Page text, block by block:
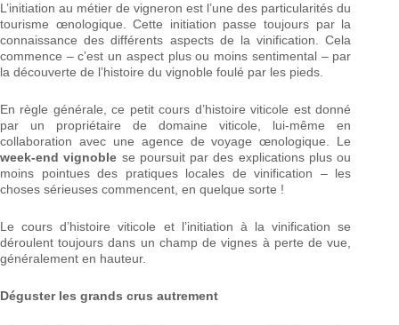
L’initiation au métier de vigneron est l’une des particularités du
tourisme œnologique. Cette initiation passe toujours par la
connaissance des différents aspects de la vinification. Cela
commence – c’est un aspect plus ou moins sentimental – par
la découverte de l’histoire du vignoble foulé par les pieds.
En règle générale, ce petit cours d’histoire viticole est donné
par un propriétaire de domaine viticole, lui-même en
collaboration avec une agence de voyage œnologique. Le
week-end vignoble se poursuit par des explications plus ou
moins pointues des pratiques locales de vinification – les
choses sérieuses commencent, en quelque sorte !
Le cours d’histoire viticole et l’initiation à la vinification se
déroulent toujours dans un champ de vignes à perte de vue,
généralement en hauteur.
Déguster les grands crus autrement